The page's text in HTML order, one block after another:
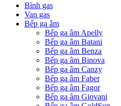
Bình gas
Van gas
Bếp ga âm
Bếp ga âm Apelly
Bếp ga âm Batani
Bếp ga âm Benza
Bếp ga âm Binova
Bếp ga âm Canzy
Bếp ga âm Faber
Bếp ga âm Fagor
Bếp ga âm Giovani